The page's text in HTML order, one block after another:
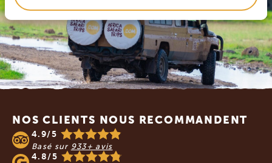
NOS CLIENTS NOUS RECOMMANDENT
4.9/5
Basé sur 933+ avis
4.8/5